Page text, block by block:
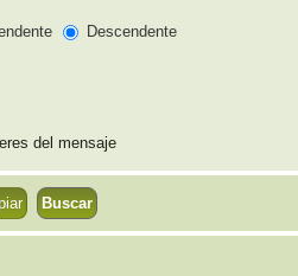
Descendente
del mensaje